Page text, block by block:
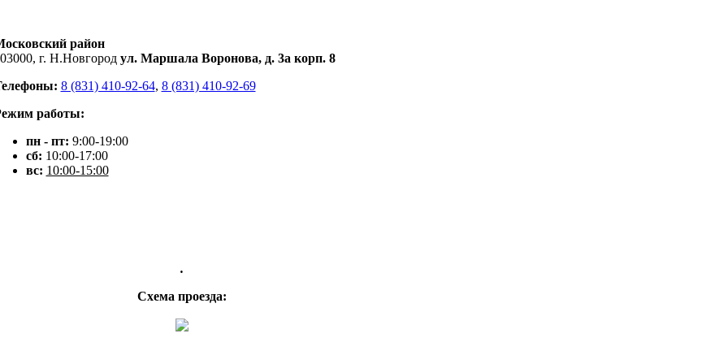
район
г. Н.Новгород ул. Маршала Воронова, д. 3а корп. 8
8 (831) 410-92-64, 8 (831) 410-92-69
работы:
пн - пт: 9:00-19:00
сб: 10:00-17:00
вс: 10:00-15:00
.
Схема проезда: